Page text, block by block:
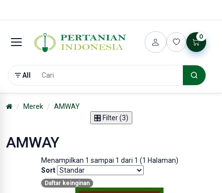
All
0
Merek
AMWAY
🎛️ Filter (3)
AMWAY
Menampilkan 1 sampai 1 dari 1 (1 Halaman)
Sort
Daftar keinginan